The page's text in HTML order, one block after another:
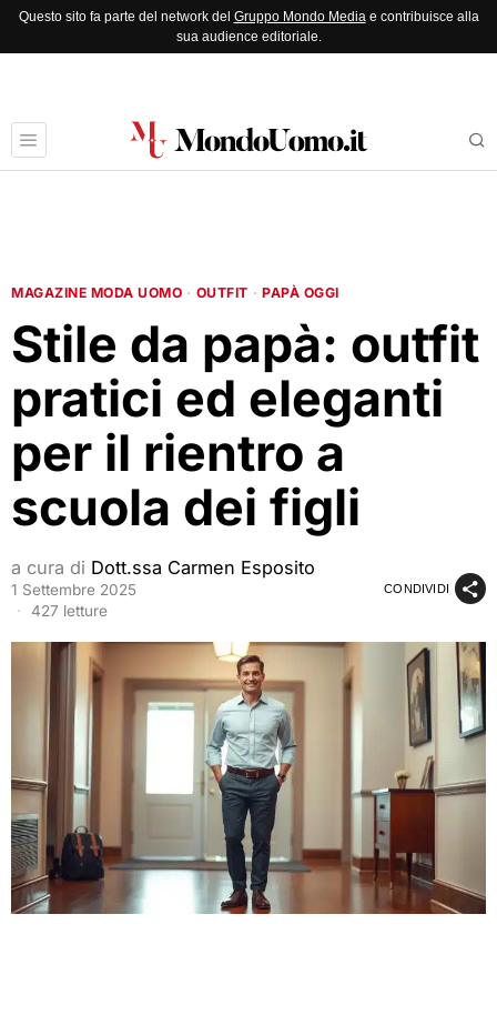
Questo sito fa parte del network del Gruppo Mondo Mediae contribuisce alla
sua audience editoriale.
MAGAZINE MODA UOMO · OUTFIT · PAPÀ OGGI
Stile da papà: outfit
pratici ed eleganti
per il rientro a
scuola dei figli
a cura di Dott.ssa Carmen Esposito
1 Settembre 2025
427 letture
CONDIVIDI